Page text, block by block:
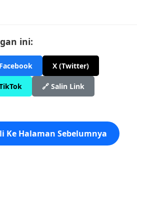
ini:
Facebook X (Twitter)
🔗 Salin Link
Ke Halaman Sebelumnya